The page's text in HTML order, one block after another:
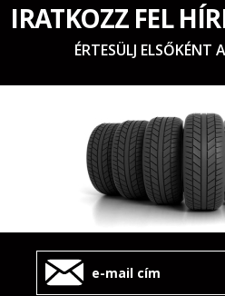
IRATKOZZ FEL
ÉRTESÜLJ ELSŐKÉNT